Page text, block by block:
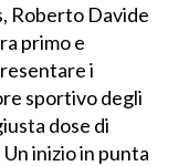
Roberto Davide
primo e
i
sportivo degli
dose di
inizio in punta